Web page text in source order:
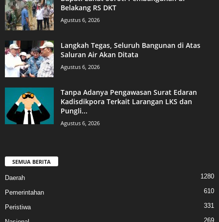
Belakang RS DKT
Agustus 6, 2026
Langkah Tegas, Seluruh Bangunan di Atas
Saluran Air Akan Ditata
Agustus 6, 2026
Tanpa Adanya Pengawasan Surat Edaran
Kadisdikpora Terkait Larangan LKS dan
Pungli...
Agustus 6, 2026
SEMUA BERITA
Daerah 1280
Pemerintahan 610
Peristiwa 331
269